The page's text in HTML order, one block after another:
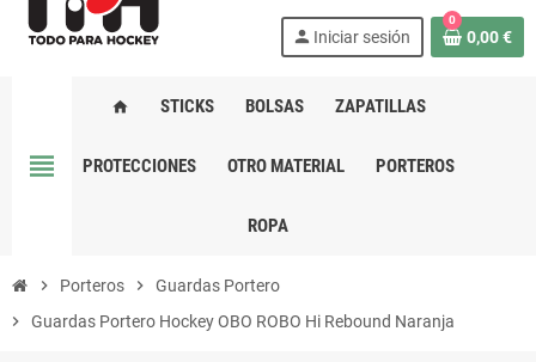
person Iniciar sesión
0
0,00 €
view_headline
home STICKS BOLSAS ZAPATILLAS
PROTECCIONES OTRO MATERIAL PORTEROS
ROPA
chevron_right Porteros chevron_right
Guardas Portero
chevron_right
Guardas Portero Hockey OBO ROBO Hi Rebound Naranja